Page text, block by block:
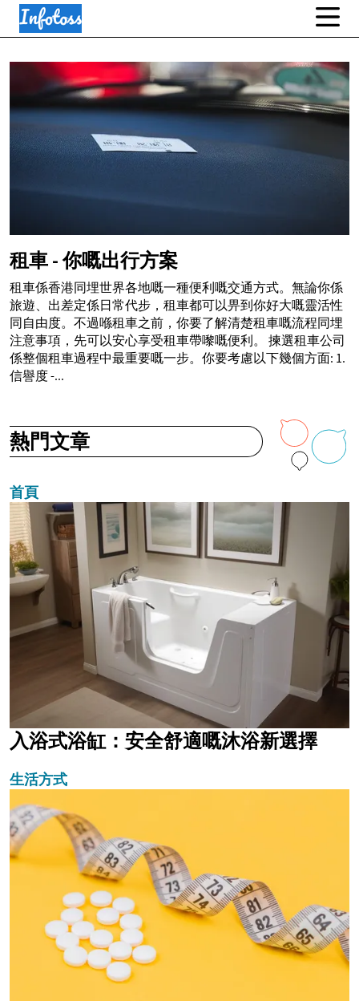
租車 - 你嘅出行方案
租車係香港同埋世界各地嘅一種便利嘅交通方式。無論你係
旅遊、出差定係日常代步，租車都可以畀到你好大嘅靈活性
同自由度。不過喺租車之前，你要了解清楚租車嘅流程同埋
注意事項，先可以安心享受租車帶嚟嘅便利。 揀選租車公司
係整個租車過程中最重要嘅一步。你要考慮以下幾個方面: 1.
信譽度 -...
熱門文章
首頁
入浴式浴缸：安全舒適嘅沐浴新選擇
生活方式